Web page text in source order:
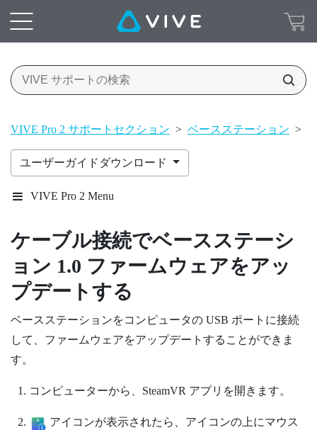
VIVE Pro 2 サポートセクション > ベースステーション >
ユーザーガイドダウンロード
VIVE Pro 2 Menu
ケーブル接続でベースステーシ
ョン 1.0 ファームウェアをアッ
プデートする
ベースステーションをコンピュータの USB ポートに接続
して、ファームウェアをアップデートすることができま
す。
コンピューターから、 SteamVR アプリを開きます。
アイコンが表示されたら、アイコンの上にマウス